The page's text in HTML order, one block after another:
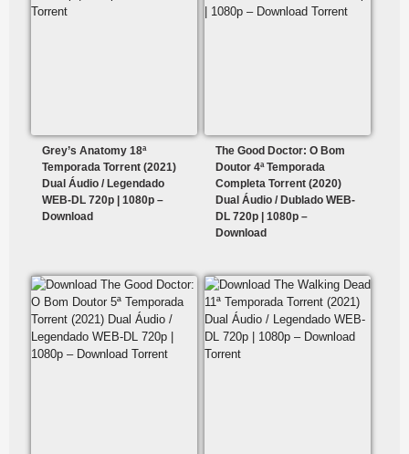
Grey’s Anatomy 18ª
Temporada Torrent (2021)
Dual Áudio / Legendado
WEB-DL 720p | 1080p –
Download
The Good Doctor: O Bom
Doutor 4ª Temporada
Completa Torrent (2020)
Dual Áudio / Dublado WEB-
DL 720p | 1080p –
Download